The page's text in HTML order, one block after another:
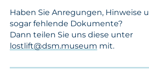
Haben Sie Anregungen, Hinweise
sogar fehlende Dokumente?
Dann teilen Sie uns diese unter
lostlift@dsm.museum mit.